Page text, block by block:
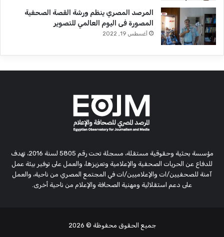
المرصد المصري ينظم ورشة القصة الصحفية
المصورة فى اليوم العالمي للتصوير
أغسطس 19, 2022
مؤسسة بحثية وحقوقية مستقلة، مسجلة تحت رقم 5805 لسنة 2016، تهدف
للدفاع عن الحريات الصحفية والإعلامية وتعزيزها، والعمل على توفير بيئة عمل
آمنة للصحفيين/ات والإعلاميين/ات في المجتمع المصري من ناحية، والعمل
على دعم استقلالية ومهنية الصحافة والإعلام من ناحية أخرى.
جميع الحقوق محفوظة © 2026